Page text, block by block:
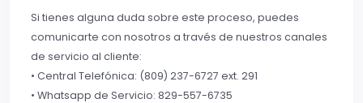
Si tienes alguna duda sobre este proceso, puedes
comunicarte con nosotros a través de nuestros canales
de servicio al cliente:
• Central Telefónica: (809) 237-6727 ext. 291
• Whatsapp de Servicio: 829-557-6735